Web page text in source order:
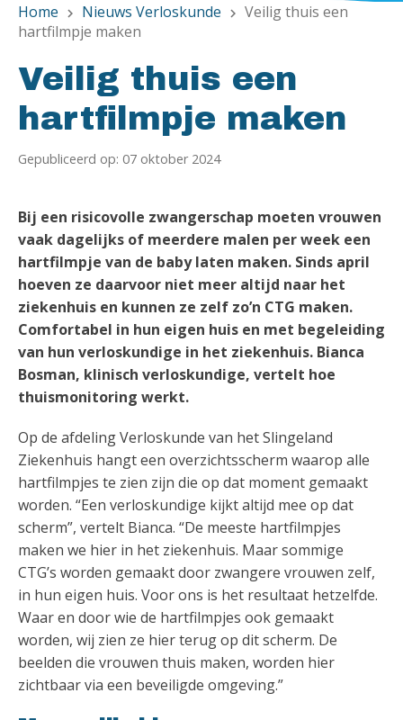
Home chevron_right Nieuws Verloskunde chevron_right Veilig thuis een
hartfilmpje maken
Veilig thuis een
hartfilmpje maken
Gepubliceerd op: 07 oktober 2024
Bij een risicovolle zwangerschap moeten vrouwen
vaak dagelijks of meerdere malen per week een
hartfilmpje van de baby laten maken. Sinds april
hoeven ze daarvoor niet meer altijd naar het
ziekenhuis en kunnen ze zelf zo’n CTG maken.
Comfortabel in hun eigen huis en met begeleiding
van hun verloskundige in het ziekenhuis. Bianca
Bosman, klinisch verloskundige, vertelt hoe
thuismonitoring werkt.
Op de afdeling Verloskunde van het Slingeland
Ziekenhuis hangt een overzichtsscherm waarop alle
hartfilmpjes te zien zijn die op dat moment gemaakt
worden. “Een verloskundige kijkt altijd mee op dat
scherm”, vertelt Bianca. “De meeste hartfilmpjes
maken we hier in het ziekenhuis. Maar sommige
CTG’s worden gemaakt door zwangere vrouwen zelf,
in hun eigen huis. Voor ons is het resultaat hetzelfde.
Waar en door wie de hartfilmpjes ook gemaakt
worden, wij zien ze hier terug op dit scherm. De
beelden die vrouwen thuis maken, worden hier
zichtbaar via een beveiligde omgeving.”